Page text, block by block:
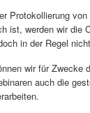
Protokollierung
ist, werden wir die
in der Regel
wir für Zwecke
auch die